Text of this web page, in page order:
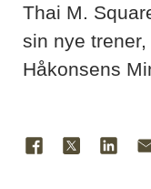
Thai M.
sin nye
Håkonsens